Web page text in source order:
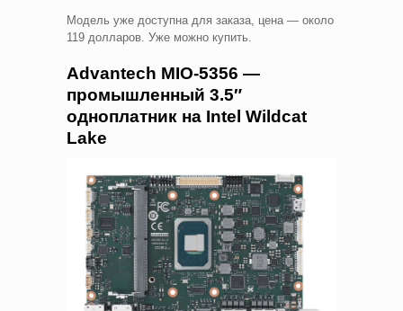
Модель уже доступна для заказа, цена — около
119 долларов. Уже можно купить.
Advantech MIO-5356 —
промышленный 3.5″
одноплатник на Intel Wildcat
Lake